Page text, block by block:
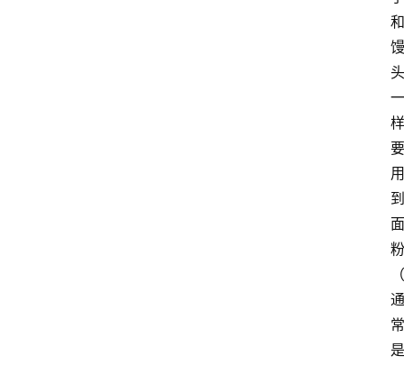
和
馒
头
一
样
要
用
到
面
粉
（
通
常
是